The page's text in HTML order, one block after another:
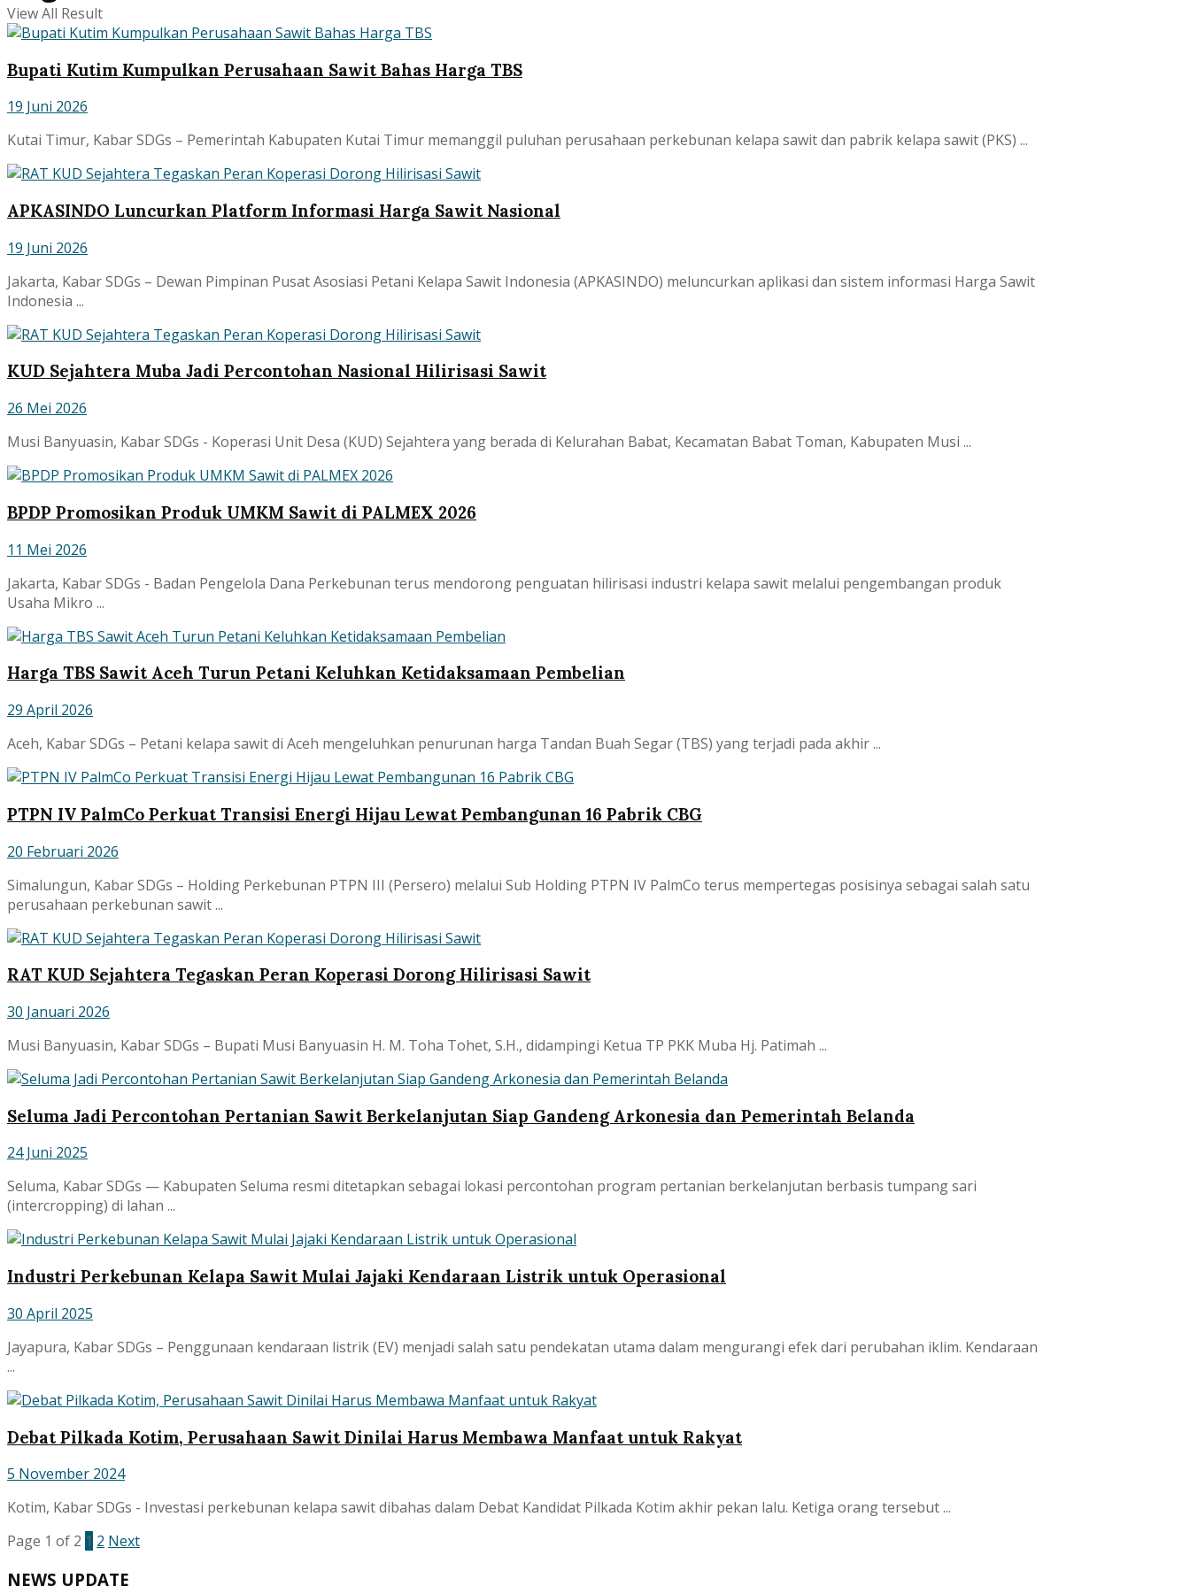
View All Result
Bupati Kutim Kumpulkan Perusahaan Sawit Bahas Harga TBS
19 Juni 2026
Kutai Timur, Kabar SDGs – Pemerintah Kabupaten Kutai Timur memanggil puluhan perusahaan perkebunan kelapa sawit dan pabrik kelapa sawit (PKS) ...
APKASINDO Luncurkan Platform Informasi Harga Sawit Nasional
19 Juni 2026
Jakarta, Kabar SDGs – Dewan Pimpinan Pusat Asosiasi Petani Kelapa Sawit Indonesia (APKASINDO) meluncurkan aplikasi dan sistem informasi Harga Sawit
Indonesia ...
KUD Sejahtera Muba Jadi Percontohan Nasional Hilirisasi Sawit
26 Mei 2026
Musi Banyuasin, Kabar SDGs - Koperasi Unit Desa (KUD) Sejahtera yang berada di Kelurahan Babat, Kecamatan Babat Toman, Kabupaten Musi ...
BPDP Promosikan Produk UMKM Sawit di PALMEX 2026
11 Mei 2026
Jakarta, Kabar SDGs - Badan Pengelola Dana Perkebunan terus mendorong penguatan hilirisasi industri kelapa sawit melalui pengembangan produk
Usaha Mikro ...
Harga TBS Sawit Aceh Turun Petani Keluhkan Ketidaksamaan Pembelian
29 April 2026
Aceh, Kabar SDGs – Petani kelapa sawit di Aceh mengeluhkan penurunan harga Tandan Buah Segar (TBS) yang terjadi pada akhir ...
PTPN IV PalmCo Perkuat Transisi Energi Hijau Lewat Pembangunan 16 Pabrik CBG
20 Februari 2026
Simalungun, Kabar SDGs – Holding Perkebunan PTPN III (Persero) melalui Sub Holding PTPN IV PalmCo terus mempertegas posisinya sebagai salah satu
perusahaan perkebunan sawit ...
RAT KUD Sejahtera Tegaskan Peran Koperasi Dorong Hilirisasi Sawit
30 Januari 2026
Musi Banyuasin, Kabar SDGs – Bupati Musi Banyuasin H. M. Toha Tohet, S.H., didampingi Ketua TP PKK Muba Hj. Patimah ...
Seluma Jadi Percontohan Pertanian Sawit Berkelanjutan Siap Gandeng Arkonesia dan Pemerintah Belanda
24 Juni 2025
Seluma, Kabar SDGs — Kabupaten Seluma resmi ditetapkan sebagai lokasi percontohan program pertanian berkelanjutan berbasis tumpang sari
(intercropping) di lahan ...
Industri Perkebunan Kelapa Sawit Mulai Jajaki Kendaraan Listrik untuk Operasional
30 April 2025
Jayapura, Kabar SDGs – Penggunaan kendaraan listrik (EV) menjadi salah satu pendekatan utama dalam mengurangi efek dari perubahan iklim. Kendaraan
...
Debat Pilkada Kotim, Perusahaan Sawit Dinilai Harus Membawa Manfaat untuk Rakyat
5 November 2024
Kotim, Kabar SDGs - Investasi perkebunan kelapa sawit dibahas dalam Debat Kandidat Pilkada Kotim akhir pekan lalu. Ketiga orang tersebut ...
Page 1 of 2 1 2 Next
NEWS UPDATE